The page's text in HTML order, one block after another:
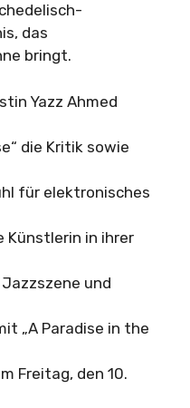
das
bringt.
Yazz Ahmed
die Kritik sowie
für elektronisches
in ihrer
und
„A Paradise in the
Freitag, den 10.